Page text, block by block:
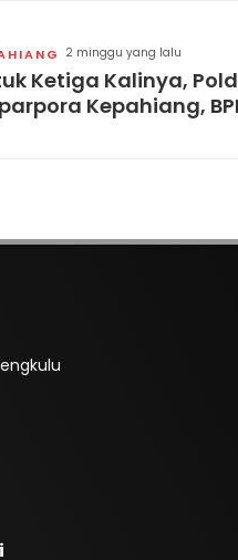
2 minggu yang lalu
Ketiga Kalinya,
Kepahiang,